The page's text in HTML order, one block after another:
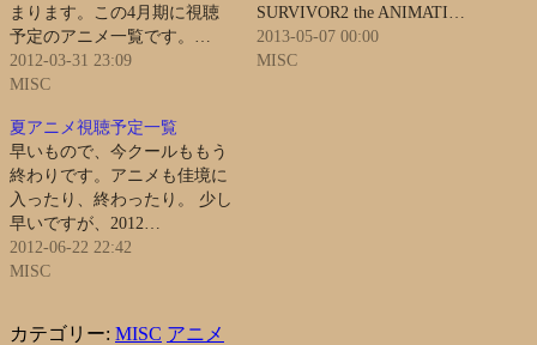
まります。この4月期に視聴
予定のアニメ一覧です。…
2012-03-31 23:09
MISC
SURVIVOR2 the ANIMATI…
2013-05-07 00:00
MISC
夏アニメ視聴予定一覧
早いもので、今クールももう
終わりです。アニメも佳境に
入ったり、終わったり。 少し
早いですが、2012…
2012-06-22 22:42
MISC
カテゴリー: MISC アニメ